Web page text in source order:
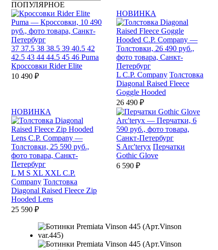
ПОПУЛЯРНОЕ
37 37.5 38 38.5 39 40.5 42
42.5 43 44 44.5 45 46 Puma
Кроссовки Rider Elite
10 490 ₽
НОВИНКА
L C.P. Company Толстовка
Diagonal Raised Fleece
Goggle Hooded
26 490 ₽
НОВИНКА
L M S XL XXL C.P.
Company Толстовка
Diagonal Raised Fleece Zip
Hooded Lens
25 590 ₽
S Arc'teryx Перчатки
Gothic Glove
6 590 ₽